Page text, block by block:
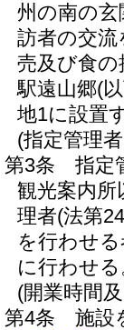
州の南の
訪者の交
売及び食
駅遠山郷(
地1に設置
(指定管理
第3条
指定
観光案内
理者(法第
を行わせ
に行わせ
(開業時間
第4条
施設